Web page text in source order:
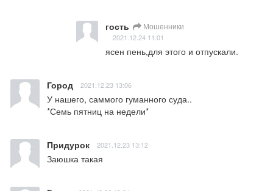
гость Мошенники
2021.12.24 11:01
ясен пень,для этого и отпускали.
Город 2021.12.23 13:06
У нашего, саммого гуманного суда..
*Семь пятниц на недели*
Придурок 2021.12.23 13:12
Заюшка такая